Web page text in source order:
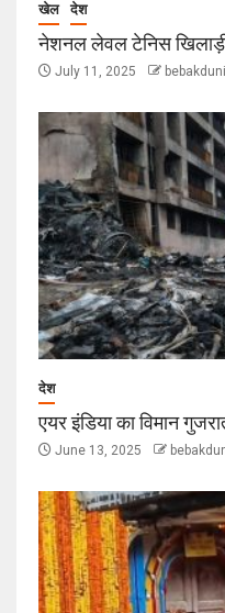
खेल देश
नेशनल लेवल टेनिस खिलाड़ी
July 11, 2025
देश
एयर इंडिया का विमान
June 13, 2025